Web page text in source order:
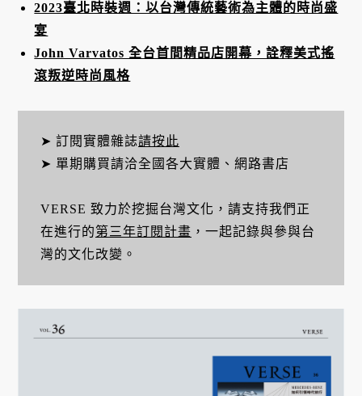
2023臺北時裝週：以台灣傳統藝術為主體的時尚盛
宴
John Varvatos 全台首間精品店開幕，詮釋美式搖
滾叛逆時尚風格
➤ 訂閱實體雜誌請按此
➤ 單期購買請洽全國各大實體、網路書店
VERSE 致力於挖掘台灣文化，請支持我們正
在進行的第三年訂閱計畫 ，一起記錄與參與台
灣的文化改變。